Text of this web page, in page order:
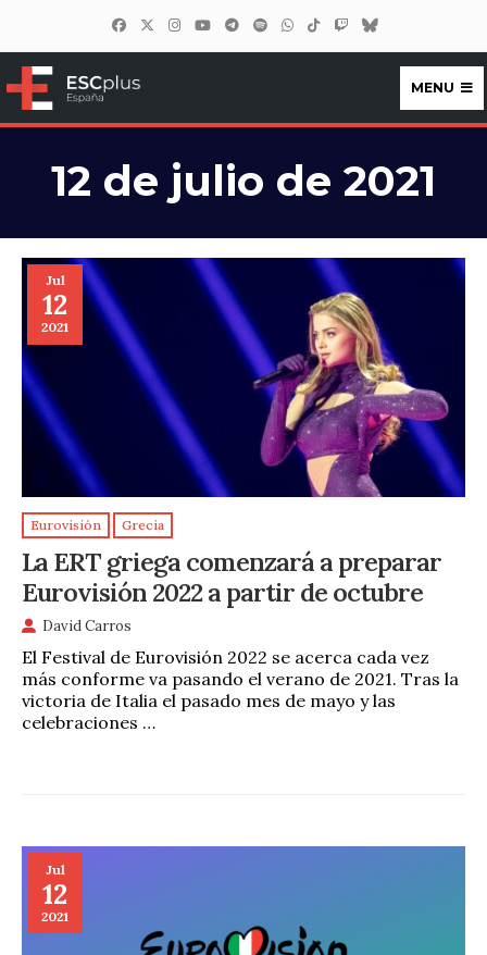
ESCplus España
MENU
12 de julio de 2021
Jul
12
2021
Eurovisión Grecia
La ERT griega comenzará a preparar
Eurovisión 2022 a partir de octubre
David Carros
El Festival de Eurovisión 2022 se acerca cada vez
más conforme va pasando el verano de 2021. Tras la
victoria de Italia el pasado mes de mayo y las
celebraciones …
Jul
12
2021